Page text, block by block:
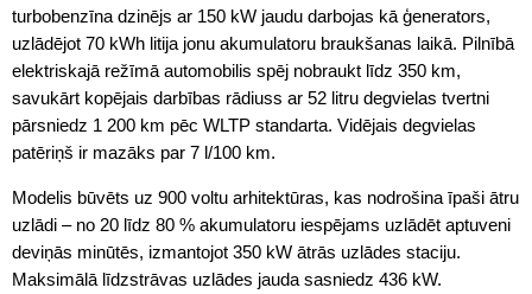
turbobenzīna dzinējs ar 150 kW jaudu darbojas kā ģenerators,
uzlādējot 70 kWh litija jonu akumulatoru braukšanas laikā. Pilnībā
elektriskajā režīmā automobilis spēj nobraukt līdz 350 km,
savukārt kopējais darbības rādiuss ar 52 litru degvielas tvertni
pārsniedz 1 200 km pēc WLTP standarta. Vidējais degvielas
patēriņš ir mazāks par 7 l/100 km.
Modelis būvēts uz 900 voltu arhitektūras, kas nodrošina īpaši ātru
uzlādi – no 20 līdz 80 % akumulatoru iespējams uzlādēt aptuveni
deviņās minūtēs, izmantojot 350 kW ātrās uzlādes staciju.
Maksimālā līdzstrāvas uzlādes jauda sasniedz 436 kW.